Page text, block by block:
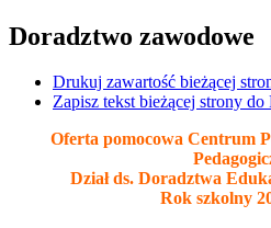
Doradztwo zawodowe
Drukuj zawartość bieżącej
Zapisz tekst bieżącej strony do
Oferta pomocowa Centrum
Dział ds. Doradztwa
Rok szkolny